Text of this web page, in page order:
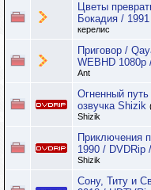
Цветы
Бокадия /
керелис
Приговор /
WEBHD
Ant
Огненный
озвучка Shizik
Shizik
Приключения
1990 / DVDRip
Shizik
Сону, Титу и